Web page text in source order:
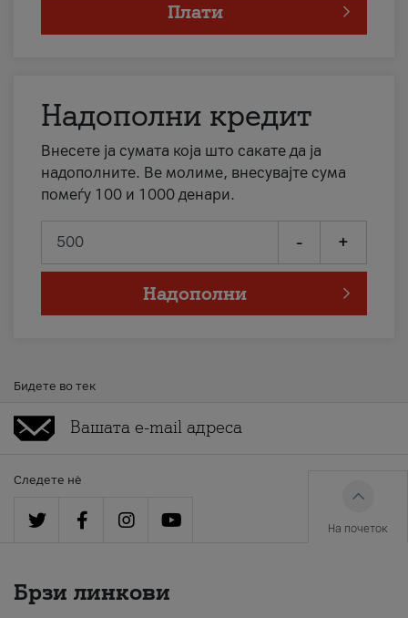
Плати
Надополни кредит
Внесете ја сумата која што сакате да ја
надополните. Ве молиме, внесувајте сума
помеѓу 100 и 1000 денари.
- +
Надополни
Бидете во тек
Следете нè
На почеток
Брзи линкови